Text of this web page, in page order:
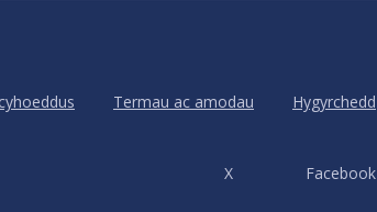
Termau ac amodau Hygyrchedd
X Facebook